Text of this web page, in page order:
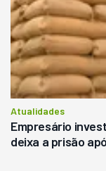
Atualidades
Empresário
deixa a prisão